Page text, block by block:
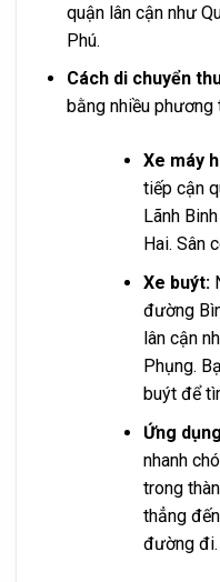
quận lân cận như
Phú.
Cách di chuyển
bằng nhiều phương
Xe máy
tiếp cận
Lãnh
Hai. Sân
Xe buýt:
đường
lân cận
Phụng.
buýt để
Ứng
nhanh
trong
thẳng
đường đi.